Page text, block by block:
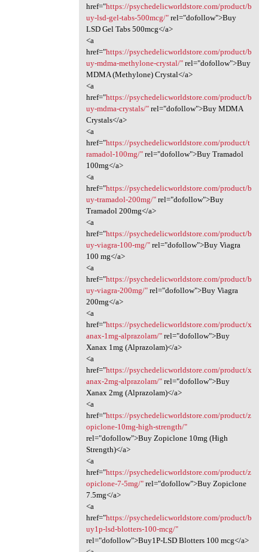
href="https://psychedelicworldstore.com/product/b
uy-lsd-gel-tabs-500mcg/"rel="dofollow">Buy
LSD Gel Tabs 500mcg</a>
<a
href="https://psychedelicworldstore.com/product/b
uy-mdma-methylone-crystal/"rel="dofollow">Buy
MDMA (Methylone) Crystal</a>
<a
href="https://psychedelicworldstore.com/product/b
uy-mdma-crystals/"rel="dofollow">Buy MDMA
Crystals</a>
<a
href="https://psychedelicworldstore.com/product/t
ramadol-100mg/"rel="dofollow">Buy Tramadol
100mg</a>
<a
href="https://psychedelicworldstore.com/product/b
uy-tramadol-200mg/"rel="dofollow">Buy
Tramadol 200mg</a>
<a
href="https://psychedelicworldstore.com/product/b
uy-viagra-100-mg/"rel="dofollow">Buy Viagra
100 mg</a>
<a
href="https://psychedelicworldstore.com/product/b
uy-viagra-200mg/"rel="dofollow">Buy Viagra
200mg</a>
<a
href="https://psychedelicworldstore.com/product/x
anax-1mg-alprazolam/"rel="dofollow">Buy
Xanax 1mg (Alprazolam)</a>
<a
href="https://psychedelicworldstore.com/product/x
anax-2mg-alprazolam/"rel="dofollow">Buy
Xanax 2mg (Alprazolam)</a>
<a
href="https://psychedelicworldstore.com/product/z
opiclone-10mg-high-strength/"
rel="dofollow">Buy Zopiclone 10mg (High
Strength)</a>
<a
href="https://psychedelicworldstore.com/product/z
opiclone-7-5mg/"rel="dofollow">Buy Zopiclone
7.5mg</a>
<a
href="https://psychedelicworldstore.com/product/b
uy1p-lsd-blotters-100-mcg/"
rel="dofollow">Buy1P-LSD Blotters 100 mcg</a>